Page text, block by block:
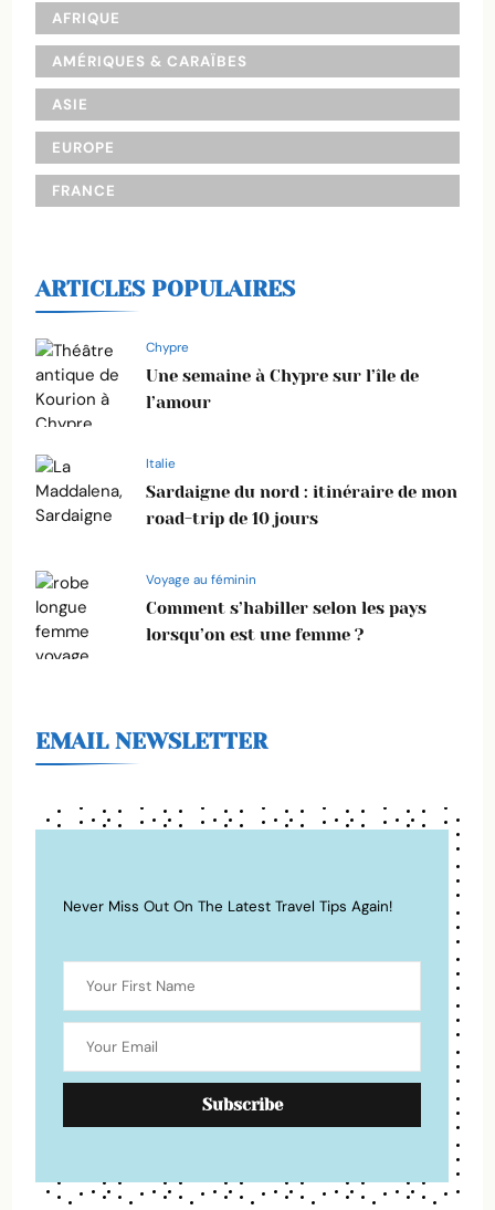
AFRIQUE
AMÉRIQUES & CARAÏBES
ASIE
EUROPE
FRANCE
ARTICLES POPULAIRES
Chypre
Une semaine à Chypre sur l’île de
l’amour
Italie
Sardaigne du nord : itinéraire de mon
road-trip de 10 jours
Voyage au féminin
Comment s’habiller selon les pays
lorsqu’on est une femme ?
EMAIL NEWSLETTER
Never Miss Out On The Latest Travel Tips Again!